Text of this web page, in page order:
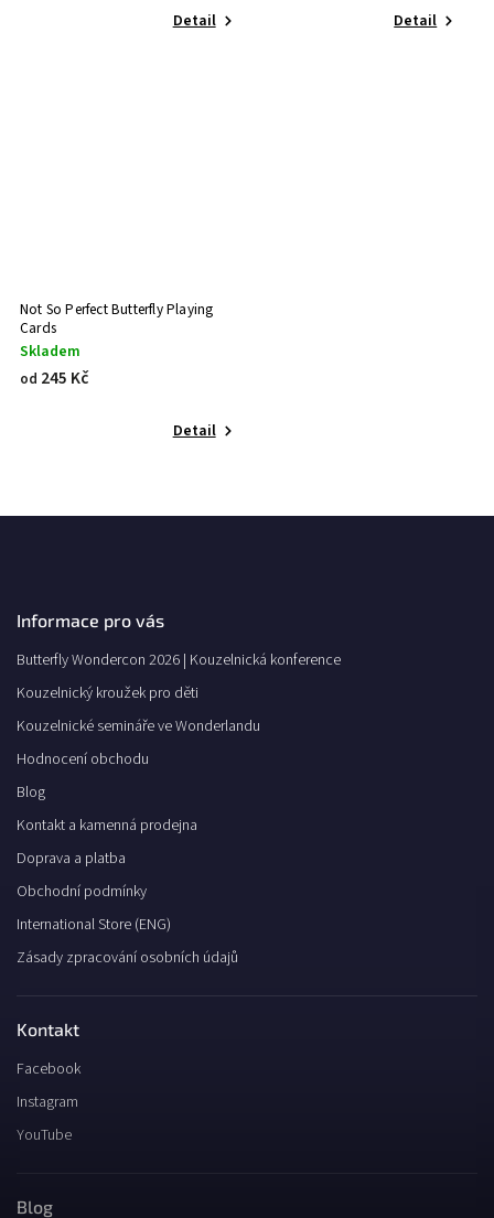
Detail Detail
Not So Perfect Butterfly Playing
Cards
Skladem
od 245 Kč
Detail
Informace pro vás
Butterfly Wondercon 2026 | Kouzelnická konference
Kouzelnický kroužek pro děti
Kouzelnické semináře ve Wonderlandu
Hodnocení obchodu
Blog
Kontakt a kamenná prodejna
Doprava a platba
Obchodní podmínky
International Store (ENG)
Zásady zpracování osobních údajů
Kontakt
Facebook
Instagram
YouTube
Blog